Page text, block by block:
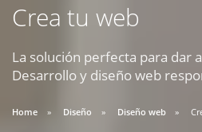
Crea tu web
La solución perfecta para dar
Desarrollo y diseño web
Home Diseño Diseño web
09:30 AM A 18:30
soporte@webseo.cl